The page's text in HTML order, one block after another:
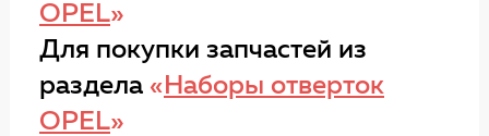
OPEL»
Для покупки запчастей из
раздела « Наборы отверток
OPEL»